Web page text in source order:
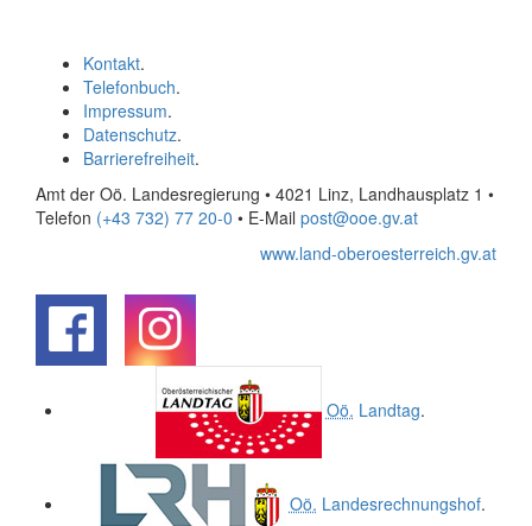
Kontakt.
Telefonbuch.
Impressum.
Datenschutz.
Barrierefreiheit.
Amt der Oö. Landesregierung • 4021 Linz, Landhausplatz 1 •
Telefon (+43 732) 77 20-0 • E-Mail post@ooe.gv.at
www.land-oberoesterreich.gv.at
Oö. Landtag.
Oö. Landesrechnungshof.